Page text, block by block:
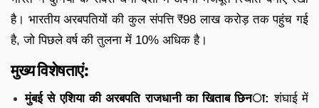
है। भारतीय अरबपतियों की कुल संपत्ति ₹98 लाख करोड़ तक पहुंच गई
है, जो पिछले वर्ष की तुलना में 10% अधिक है।
मुख्य विशेषताएं:
मुंबई से एशिया की अरबपति राजधानी का खिताब छिना: शंघाई में